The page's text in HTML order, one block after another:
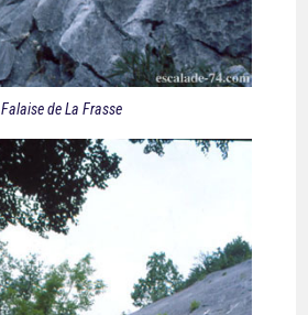
Falaise de La Frasse